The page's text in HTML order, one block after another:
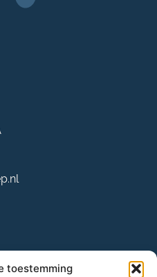
toestemming